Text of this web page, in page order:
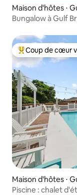
Maison d'hôtes ⋅
Bungalow à Gulf
Coups de cœur
Coup de cœur
Maison d'hôtes ⋅
Piscine : chalet